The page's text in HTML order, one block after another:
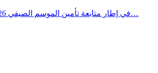
في إطار متابعة تأمين الموسم الصيفي 2026 وتعزيز الجهود الوطنية للوقاية من حرائق الغابات، نظم الديوان الوطني للحماية المدنية، ، ندوة صحفية صباح اليوم الأربعاء 22 جويلية…